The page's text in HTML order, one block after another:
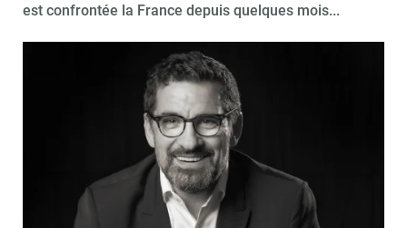
est confrontée la France depuis quelques mois...